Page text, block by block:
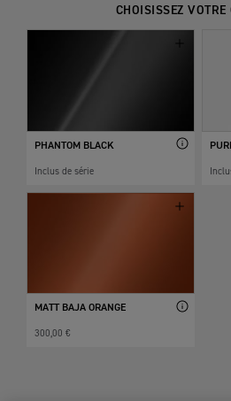
CHOISISSEZ VOTRE
PHANTOM BLACK
Inclus de série
MATT BAJA ORANGE
300,00 €